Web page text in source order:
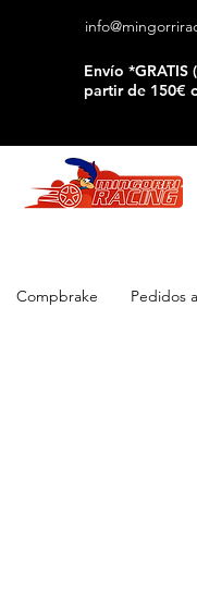
​Envío *GRATIS
partir de 150€
Compbrake Pedidos